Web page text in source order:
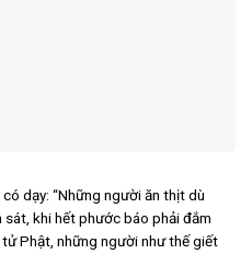
dạy: “Những người ăn thịt dù
khi hết phước báo phải đắm
Phật, những người như thế giết